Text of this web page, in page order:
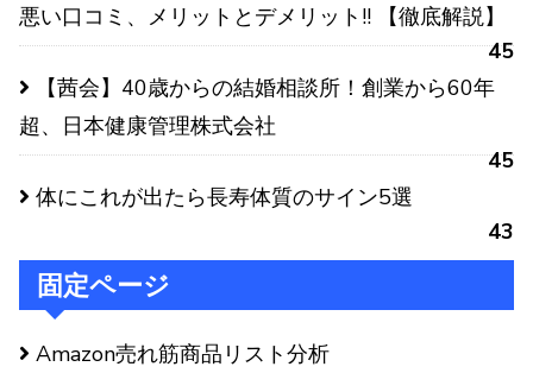
悪い口コミ、メリットとデメリット!! 【徹底解説】
45
【茜会】40歳からの結婚相談所！創業から60年
超、日本健康管理株式会社
45
体にこれが出たら長寿体質のサイン5選
43
固定ページ
Amazon売れ筋商品リスト分析